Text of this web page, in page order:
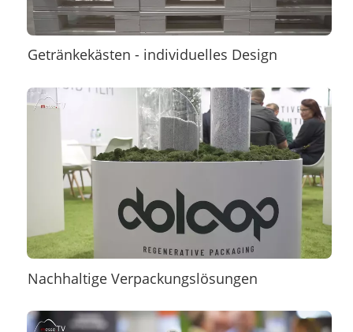
Getränkekästen - individuelles Design
Nachhaltige Verpackungslösungen